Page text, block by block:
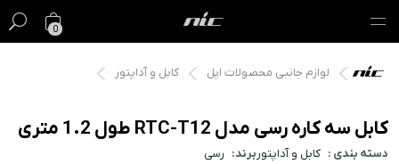
0
گیفت کارت
فروش ویژه
لوازم جانبی محصولات اپل کابل و آداپتور
کابل سه کاره رسی مدل RTC-T12 طول 1.2 متری
دسته بندی : کابل و آداپتوربرند: رسی